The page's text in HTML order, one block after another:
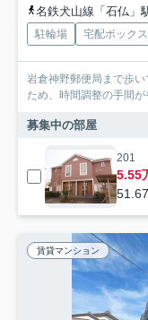
名鉄犬山線「石仏」
駐輪場 宅配ボックス
岩倉神野郵便局まで歩
ため、時間調整の手間
募集中の部屋
201
5.55
賃貸マンション